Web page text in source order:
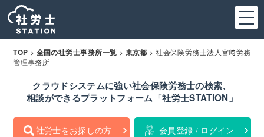
TOP > 全国の社労士事務所一覧 > 東京都 >社会保険労務士法人宮﨑労務
管理事務所
クラウドシステムに強い社会保険労務士の検索、
相談ができるプラットフォーム「社労士STATION」
社労士をお探しの方 会員登録 / ログイン